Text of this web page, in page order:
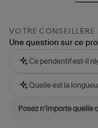
VOTRE CONSEILLÈRE
Une question sur ce
Ce pendentif est-il
Quelle est la